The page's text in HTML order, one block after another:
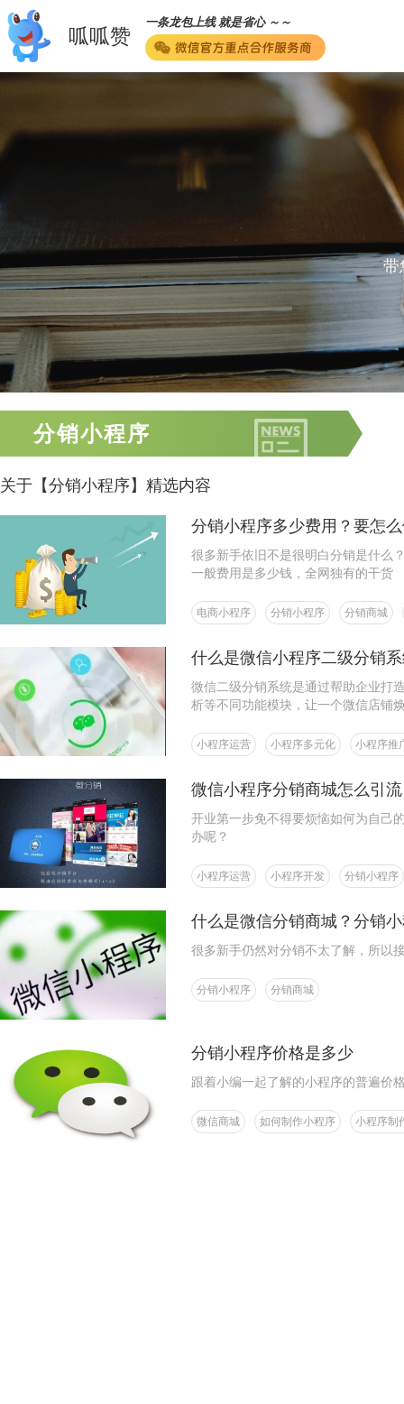
呱呱赞
一条龙包上线 就是省心 ～～
带
分销小程序
关于【分销小程序】精选内容
分销小程序多少费用？要怎
很多新手依旧不是很明白分销是什么
一般费用是多少钱，全网独有的干货
电商小程序 分销小程序 分销商城
什么是微信小程序二级分销
微信二级分销系统是通过帮助企业打
析等不同功能模块，让一个微信店铺
小程序运营 小程序多元化 小程序推
微信小程序分销商城怎么引流
开业第一步免不得要烦恼如何为自己
办呢？
小程序运营 小程序开发 分销小程序
什么是微信分销商城？分销
很多新手仍然对分销不太了解，所以
分销小程序 分销商城
分销小程序价格是多少
跟着小编一起了解的小程序的普遍价
微信商城 如何制作小程序 小程序制